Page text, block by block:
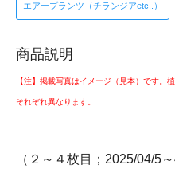
エアープランツ（チランジアetc..）
商品説明
【注】掲載写真はイメージ（見本）です。
それぞれ異なります。
（２～４枚目；2025/04/5